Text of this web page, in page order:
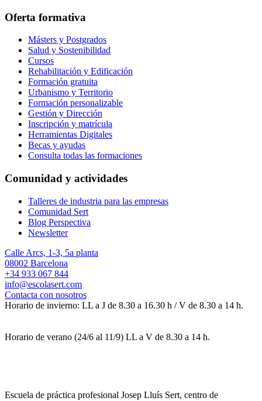
Oferta formativa
Másters y Postgrados
Salud y Sostenibilidad
Cursos
Rehabilitación y Edificación
Formación gratuita
Urbanismo y Territorio
Formación personalizable
Gestión y Dirección
Inscripción y matrícula
Herramientas Digitales
Becas y ayudas
Consulta todas las formaciones
Comunidad y actividades
Talleres de industria para las empresas
Comunidad Sert
Blog Perspectiva
Newsletter
Calle Arcs, 1-3, 5a planta
08002 Barcelona
+34 933 067 844
info@escolasert.com
Contacta con nosotros
Horario de invierno: LL a J de 8.30 a 16.30 h / V de 8.30 a 14 h.
Horario de verano (24/6 al 11/9) LL a V de 8.30 a 14 h.
Escuela de práctica profesional Josep Lluís Sert, centro de